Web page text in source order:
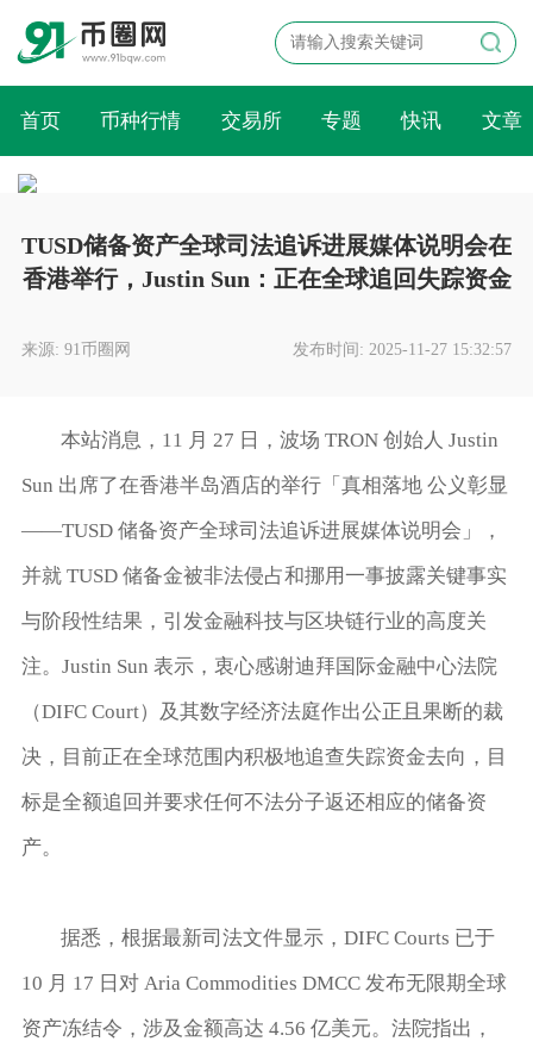
首页 币种行情 交易所 专题 快讯 文章
TUSD储备资产全球司法追诉进展媒体说明会在
香港举行，Justin Sun：正在全球追回失踪资金
来源: 91币圈网 发布时间: 2025-11-27 15:32:57
本站消息，11 月 27 日，波场 TRON 创始人 Justin
Sun 出席了在香港半岛酒店的举行「真相落地 公义彰显
——TUSD 储备资产全球司法追诉进展媒体说明会」，
并就 TUSD 储备金被非法侵占和挪用一事披露关键事实
与阶段性结果，引发金融科技与区块链行业的高度关
注。Justin Sun 表示，衷心感谢迪拜国际金融中心法院
（DIFC Court）及其数字经济法庭作出公正且果断的裁
决，目前正在全球范围内积极地追查失踪资金去向，目
标是全额追回并要求任何不法分子返还相应的储备资
产。
据悉，根据最新司法文件显示，DIFC Courts 已于
10 月 17 日对 Aria Commodities DMCC 发布无限期全球
资产冻结令，涉及金额高达 4.56 亿美元。法院指出，